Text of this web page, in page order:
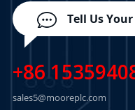
Tell Us
+86
sales5@mooreplc.com